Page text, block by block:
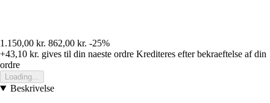
1.150,00 kr. 862,00 kr. -25%
+43,10 kr. gives til din naeste ordre Krediteres efter bekraeftelse af din
ordre
Loading...
Beskrivelse